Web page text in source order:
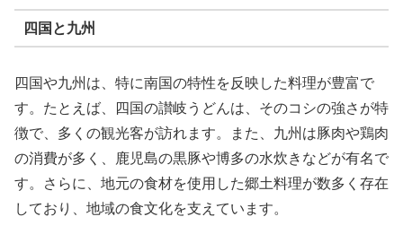
四国と九州
四国や九州は、特に南国の特性を反映した料理が豊富で
す。たとえば、四国の讃岐うどんは、そのコシの強さが特
徴で、多くの観光客が訪れます。また、九州は豚肉や鶏肉
の消費が多く、鹿児島の黒豚や博多の水炊きなどが有名で
す。さらに、地元の食材を使用した郷土料理が数多く存在
しており、地域の食文化を支えています。